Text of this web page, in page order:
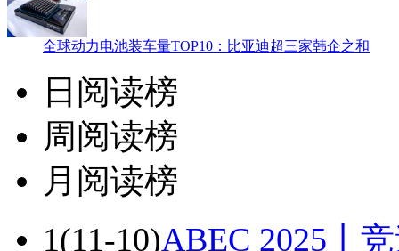
全球动力电池装车量TOP10：比亚迪超三家韩企之和
日阅读榜
周阅读榜
月阅读榜
1(11-10)ABEC 2025丨